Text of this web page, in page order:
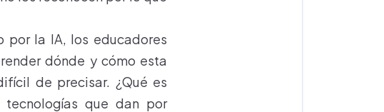
por la IA, los educadores
dónde y cómo esta
de precisar. ¿Qué es
que dan por